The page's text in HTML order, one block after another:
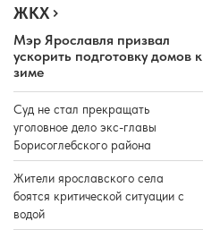
ЖКХ
Мэр Ярославля призвал
ускорить подготовку домов к
зиме
Суд не стал прекращать
уголовное дело экс-главы
Борисоглебского района
Жители ярославского села
боятся критической ситуации с
водой